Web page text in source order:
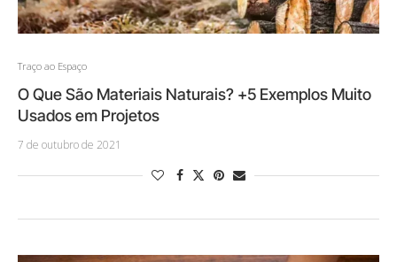
Traço ao Espaço
O Que São Materiais Naturais? +5 Exemplos Muito
Usados em Projetos
7 de outubro de 2021